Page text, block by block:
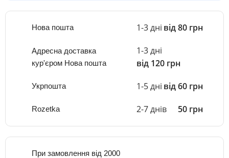
Нова пошта 1-3 дні від 80 грн
Адресна доставка
кур'єром Нова пошта
1-3 дні
від 120 грн
Укрпошта 1-5 дні від 60 грн
Rozetka 2-7 днів 50 грн
При замовлення від 2000